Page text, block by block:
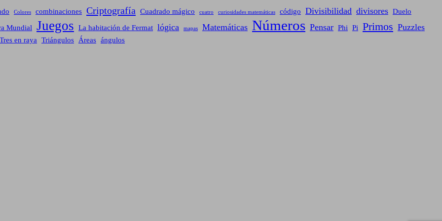
Colores combinaciones Criptografía Cuadrado mágico cuatro curiosidades matemáticas código Divisibilidad divisores Duelo
Mundial Juegos La habitación de Fermat lógica mapas Matemáticas Números Pensar Phi Pi Primos Puzzles
Tres en raya Triángulos Áreas ángulos